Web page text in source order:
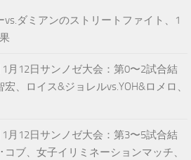
vs.ダミアンのストリートファイト、1
月12日サンノゼ大会：第0〜2試合結
、ロイス&ジョレルvs.YOH&ロメロ、
月12日サンノゼ大会：第3〜5試合結
ブ、女子イリミネーションマッチ、